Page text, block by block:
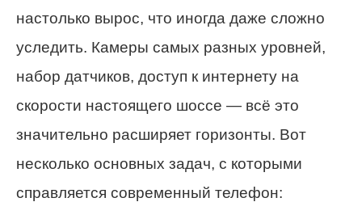
настолько вырос, что иногда даже сложно
уследить. Камеры самых разных уровней,
набор датчиков, доступ к интернету на
скорости настоящего шоссе — всё это
значительно расширяет горизонты. Вот
несколько основных задач, с которыми
справляется современный телефон: